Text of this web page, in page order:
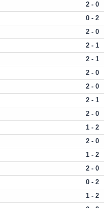
2 - 0
0 - 2
2 - 0
2 - 1
2 - 1
2 - 0
2 - 0
2 - 1
2 - 0
1 - 2
2 - 0
1 - 2
2 - 0
0 - 2
1 - 2